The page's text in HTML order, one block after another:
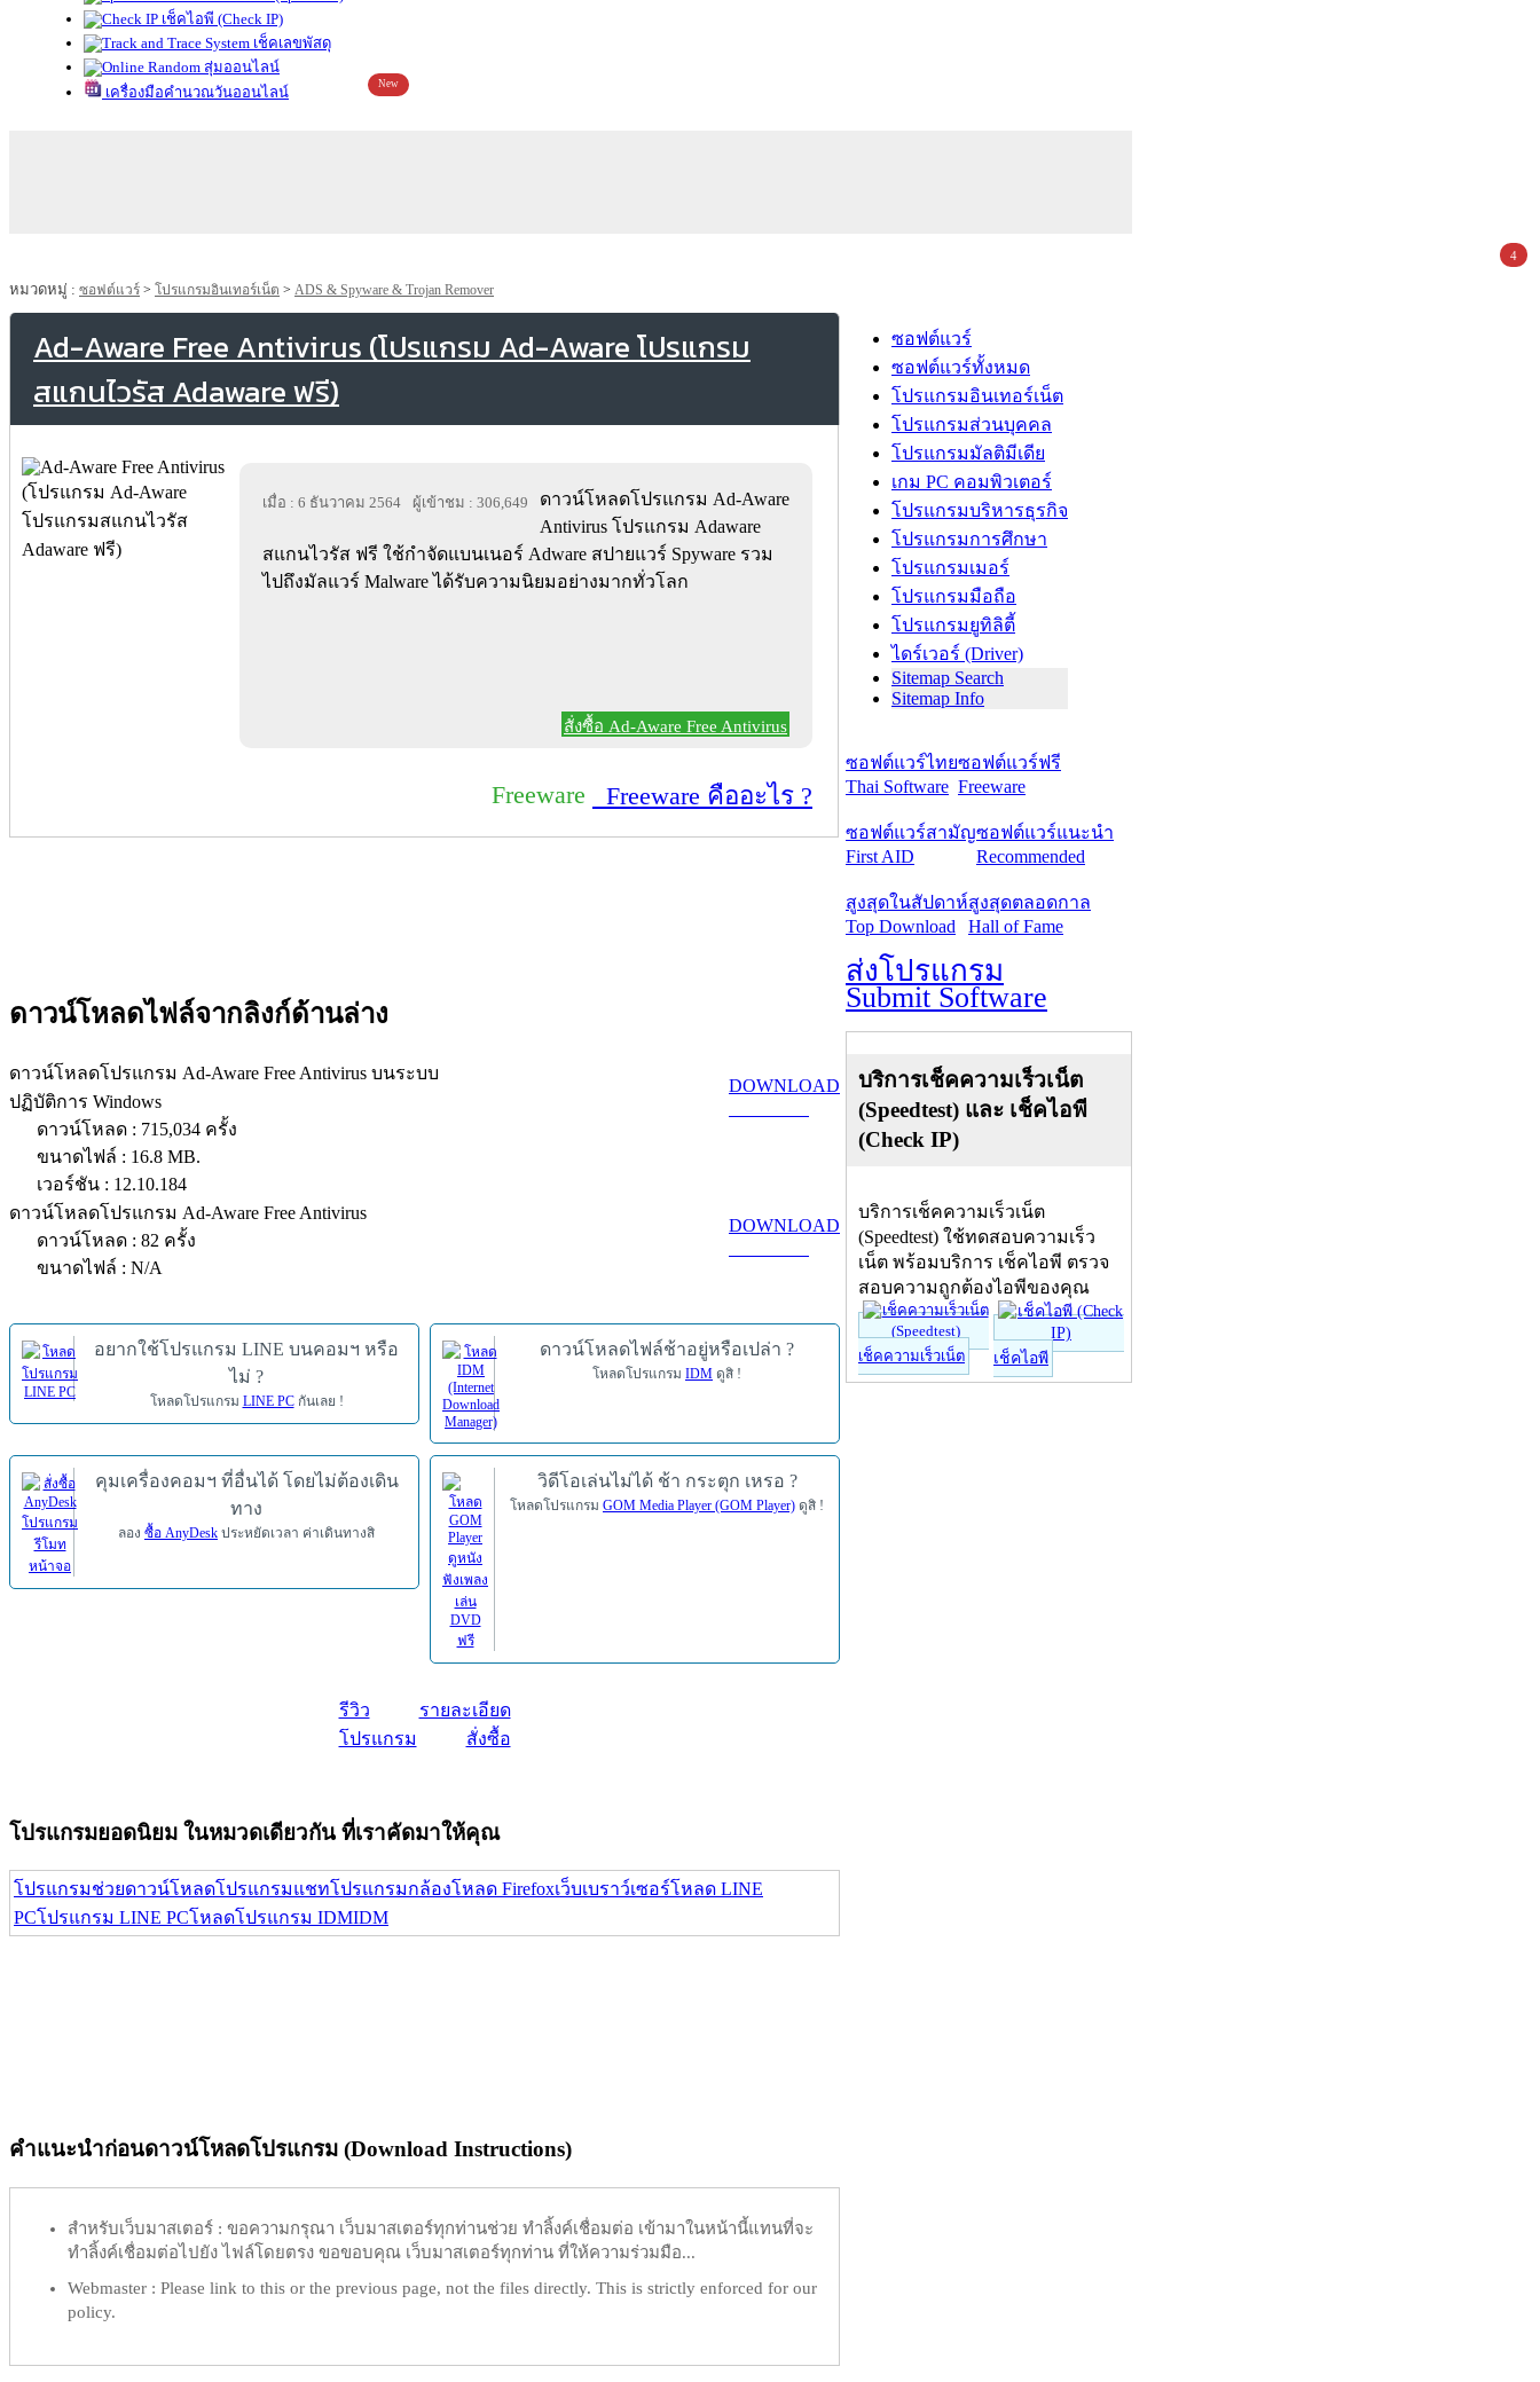
เช็คไอพี (Check IP)
เช็คเลขพัสดุ
สุ่มออนไลน์
เครื่องมือคำนวณวันออนไลน์
New
หมวดหมู่ : ซอฟต์แวร์ > โปรแกรมอินเทอร์เน็ต > ADS & Spyware & Trojan Remover
Ad-Aware Free Antivirus (โปรแกรม Ad-Aware โปรแกรม
สแกนไวรัส Adaware ฟรี)
เมื่อ : 6 ธันวาคม 2564 ผู้เข้าชม : 306,649
ดาวน์โหลดโปรแกรม Ad-Aware
Antivirus โปรแกรม Adaware
สแกนไวรัส ฟรี ใช้กำจัดแบนเนอร์ Adware สปายแวร์ Spyware รวม
ไปถึงมัลแวร์ Malware ได้รับความนิยมอย่างมากทั่วโลก
สั่งซื้อ Ad-Aware Free Antivirus
Freeware Freeware คืออะไร ?
ดาวน์โหลดไฟล์จากลิงก์ด้านล่าง
ดาวน์โหลดโปรแกรม Ad-Aware Free Antivirus บนระบบ
ปฏิบัติการ Windows
ดาวน์โหลด : 715,034 ครั้ง
ขนาดไฟล์ : 16.8 MB.
เวอร์ชัน : 12.10.184
DOWNLOAD
ดาวน์โหลดโปรแกรม Ad-Aware Free Antivirus
ดาวน์โหลด : 82 ครั้ง
ขนาดไฟล์ : N/A
DOWNLOAD
อยากใช้โปรแกรม LINE บนคอมฯ หรือ
ไม่ ?
โหลดโปรแกรม LINE PCกันเลย !
ดาวน์โหลดไฟล์ช้าอยู่หรือเปล่า ?
โหลดโปรแกรม IDM ดูสิ !
คุมเครื่องคอมฯ ที่อื่นได้ โดยไม่ต้องเดิน
ทาง
ลอง ซื้อ AnyDesk ประหยัดเวลา ค่าเดินทางสิ
วิดีโอเล่นไม่ได้ ช้า กระตุก เหรอ ?
โหลดโปรแกรม GOM Media Player (GOM Player) ดูสิ !
รีวิว
รายละเอียด
โปรแกรม
สั่งซื้อ
โปรแกรมยอดนิยม ในหมวดเดียวกัน ที่เราคัดมาให้คุณ
โปรแกรมช่วยดาวน์โหลดโปรแกรมแชทโปรแกรมกล้องโหลด Firefoxเว็บเบราว์เซอร์โหลด LINE
PCโปรแกรม LINE PCโหลดโปรแกรม IDMIDM
คำแนะนำก่อนดาวน์โหลดโปรแกรม (Download Instructions)
สำหรับเว็บมาสเตอร์ : ขอความกรุณา เว็บมาสเตอร์ทุกท่านช่วย ทำลิ้งค์เชื่อมต่อ เข้ามาในหน้านี้แทนที่จะ
ทำลิ้งค์เชื่อมต่อไปยัง ไฟล์โดยตรง ขอขอบคุณ เว็บมาสเตอร์ทุกท่าน ที่ให้ความร่วมมือ...
Webmaster : Please link to this or the previous page, not the files directly. This is strictly enforced for our
policy.
ซอฟต์แวร์
ซอฟต์แวร์ทั้งหมด
โปรแกรมอินเทอร์เน็ต
โปรแกรมส่วนบุคคล
โปรแกรมมัลติมีเดีย
เกม PC คอมพิวเตอร์
โปรแกรมบริหารธุรกิจ
โปรแกรมการศึกษา
โปรแกรมเมอร์
โปรแกรมมือถือ
โปรแกรมยูทิลิตี้
ไดร์เวอร์ (Driver)
Sitemap Search
Sitemap Info
ซอฟต์แวร์ไทย
Thai Software
ซอฟต์แวร์ฟรี
Freeware
ซอฟต์แวร์สามัญ
First AID
ซอฟต์แวร์แนะนำ
Recommended
สูงสุดในสัปดาห์
Top Download
สูงสุดตลอดกาล
Hall of Fame
ส่งโปรแกรม
Submit Software
บริการเช็คความเร็วเน็ต
(Speedtest) และ เช็คไอพี
(Check IP)
บริการเช็คความเร็วเน็ต
(Speedtest) ใช้ทดสอบความเร็ว
เน็ต พร้อมบริการ เช็คไอพี ตรวจ
สอบความถูกต้องไอพีของคุณ
เช็คความเร็วเน็ต เช็คไอพี
4